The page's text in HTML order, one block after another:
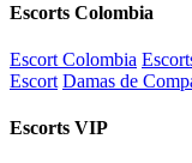
Escorts Colombia
Escort Colombia
Escort Damas de
Escorts VIP